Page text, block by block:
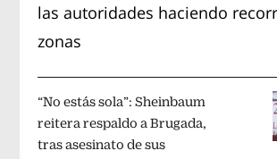
las autoridades haciendo
zonas
“No estás sola”: Sheinbaum
reitera respaldo a Brugada,
tras asesinato de sus